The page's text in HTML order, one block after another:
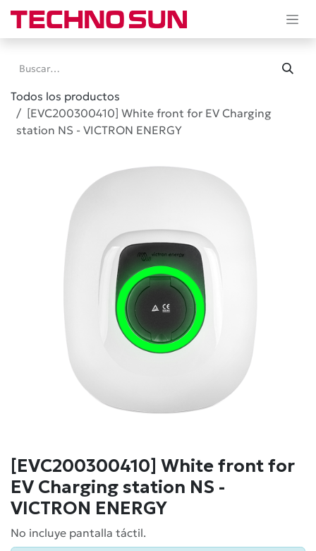
Ir al contenido
Todos los productos
[EVC200300410] White front for EV Charging
station NS - VICTRON ENERGY
[EVC200300410] White front for
EV Charging station NS -
VICTRON ENERGY
No incluye pantalla táctil.